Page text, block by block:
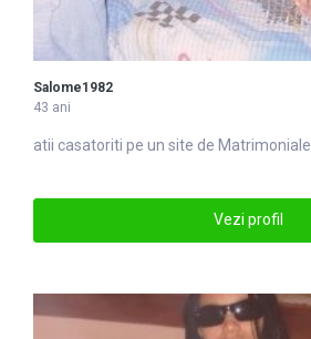
Salome1982
43 ani
atii casatoriti pe un site de Matrimoniale
Vezi profil